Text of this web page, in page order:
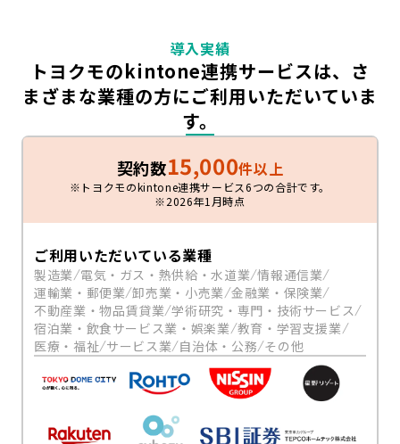
導入実績
トヨクモのkintone連携サービスは、 さ
まざまな業種の方にご利用いただいていま
す。
契約数15,000件以上
※トヨクモのkintone連携サービス6つの合計です。
※2026年1月時点
ご利用いただいている業種
製造業 電気・ガス・熱供給・水道業 情報通信業
運輸業・郵便業 卸売業・小売業 金融業・保険業
不動産業・物品賃貸業 学術研究・専門・技術サービス
宿泊業・飲食サービス業・娯楽業 教育・学習支援業
医療・福祉 サービス業 自治体・公務 その他